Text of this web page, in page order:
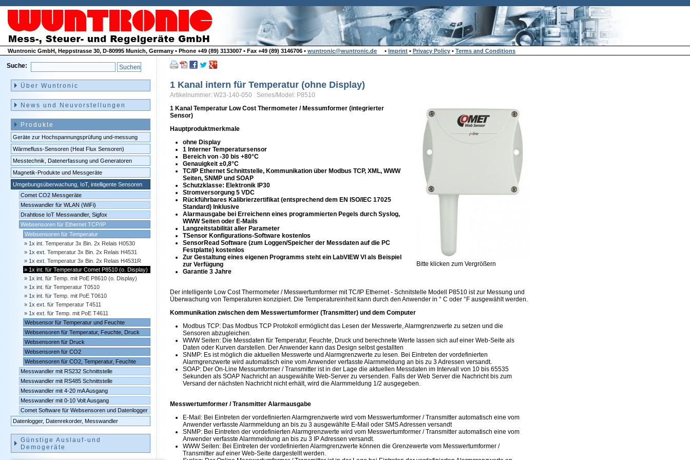
Wuntronic GmbH, Heppstrasse 30, D-80995 Munich, Germany • Phone +49 (89) 3133007 • Fax +49 (89) 3146706 • wuntronic@wuntronic.de • Imprint • Privacy Policy • Terms and Conditions
1 Kanal intern für Temperatur (ohne Display)
Artikelnummer: W23-140-050 Series/Model: P8510
Bitte klicken zum Vergrößern
1 Kanal Temperatur Low Cost Thermometer / Messumformer (integrierter
Sensor)
Hauptproduktmerkmale
ohne Display
1 Interner Temperatursensor
Bereich von -30 bis +80°C
Genauigkeit ±0,8°C
TC/IP Ethernet Schnittstelle, Kommunikation über Modbus TCP, XML, WWW
Seiten, SNMP und SOAP
Schutzklasse: Elektronik IP30
Stromversorgung 5 VDC
Rückführbares Kalibrierzertifikat (entsprechend dem EN ISO/IEC 17025
Standard) Inklusive
Alarmausgabe bei Erreichenn eines programmierten Pegels durch Syslog,
WWW Seiten oder E-Mails
Langzeitstabilität aller Parameter
TSensor Konfigurations-Software kostenlos
SensorRead Software (zum Loggen/Speicher der Messdaten auf die PC
Festplatte) kostenlos
Zur Gestaltung eines eigenen Programms steht ein LabVIEW VI als Beispiel
zur Verfügung
Garantie 3 Jahre
Der intelligente Low Cost Thermometer / Messwertumformer mit TC/IP Ethernet - Schnitstelle Modell P8510 ist zur Messung und
Überwachung von Temperaturen konzipiert. Die Temperatureinheit kann durch den Anwender in ° C oder °F ausgewählt werden.
Kommunikation zwischen dem Messwertumformer (Transmitter) und dem Computer
Modbus TCP: Das Modbus TCP Protokoll ermöglicht das Lesen der Messwerte, Alarmgrenzwerte zu setzen und die
Sensoren abzugleichen.
WWW Seiten: Die Messdaten für Temperatur, Feuchte, Druck und berechnete Werte lassen sich auf einer Web-Seite als
Daten oder Kurven darstellen. Der Anwender kann das Design selbst gestallten
SNMP: Es ist möglich die aktuellen Messwerte und Alarmgrenzwerte zu lesen. Bei Eintreten der vordefinierten
Alarmgrenzwerte wird automatisch eine vom Anwender verfasste Alarmmeldung an bis zu 3 Adressen versandt.
SOAP: Der On-Line Messumformer / Transmitter ist in der Lage die aktuellen Messdaten im Intervall von 10 bis 65535
Sekunden als SOAP Nachricht an ausgewählte Web-Server zu versenden. Falls der Web Server die Nachricht bis zum
Versand der nächsten Nachricht nicht erhält, wird die Alarmmeldung 1/2 ausgegeben.
Messwertumformer / Transmitter Alarmausgabe
E-Mail: Bei Eintreten der vordefinierten Alarmgrenzwerte wird vom Messwertumformer / Transmitter automatisch eine vom
Anwender verfasste Alarmmeldung an bis zu 3 ausgewählte E-Mail oder SMS Adressen versandt
SNMP: Bei Eintreten der vordefinierten Alarmgrenzwerte wird vom Messwertumformer / Transmitter automatisch eine vom
Anwender verfasste Alarmmeldung an bis zu 3 IP Adressen versandt.
WWW Seiten: Bei Eintreten der vordefinierten Alarmgrenzwerte können die Grenzewerte vom Messwertumformer /
Transmitter auf einer Web-Seite dargestellt werden.
Suche:
überspringen
Über Wuntronic
News und Neuvorstellungen
Produkte
Geräte zur Hochspannungsprüfung und-messung
Wärmefluss-Sensoren (Heat Flux Sensoren)
Messtechnik, Datenerfassung und Generatoren
Magnetik-Produkte und Messgeräte
Umgebungsüberwachung, IoT, intelligente Sensoren
Comet CO2 Messgeräte
Messwandler für WLAN (WiFi)
Drahtlose IoT Messwandler, Sigfox
Websensoren für Ethernet TCP/IP
Websensoren für Temperatur
1x int. Temperatur 3x Bin. 2x Relais H0530
1x ext. Temperatur 3x Bin. 2x Relais H4531
1x ext. Temperatur 3x Bin. 2x Relais H4531R
1x int. für Temperatur Comet P8510 (o. Display)
1x int. für Temp. mit PoE P8610 (o. Display)
1x int. für Temperatur T0510
1x int. für Temp. mit PoE T0610
1x ext. für Temperatur T4511
1x ext. für Temp. mit PoE T4611
Websensor für Temperatur und Feuchte
Websensoren für Temperatur, Feuchte, Druck
Websensoren für Druck
Websensoren für CO2
Websensoren für CO2, Temperatur, Feuchte
Messwandler mit RS232 Schnittstelle
Messwandler mit RS485 Schnittstelle
Messwandler mit 4-20 mA Ausgang
Messwandler mit 0-10 Volt Ausgang
Comet Software für Websensoren und Datenlogger
Datenlogger, Datenrekorder, Messwandler
Günstige Auslauf-und
Demogeräte